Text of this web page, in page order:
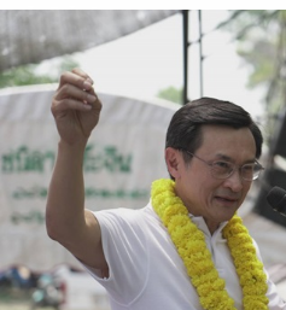
ไลฟ์สไตล์